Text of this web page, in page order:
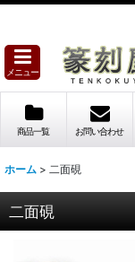
メニュー
商品一覧 お問い合わせ
ホーム > 二面硯
二面硯